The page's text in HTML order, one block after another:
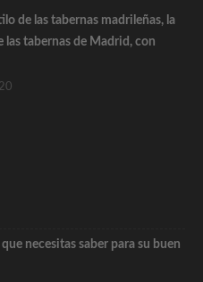
de las tabernas madrileñas, la
las tabernas de Madrid, con
necesitas saber para su buen